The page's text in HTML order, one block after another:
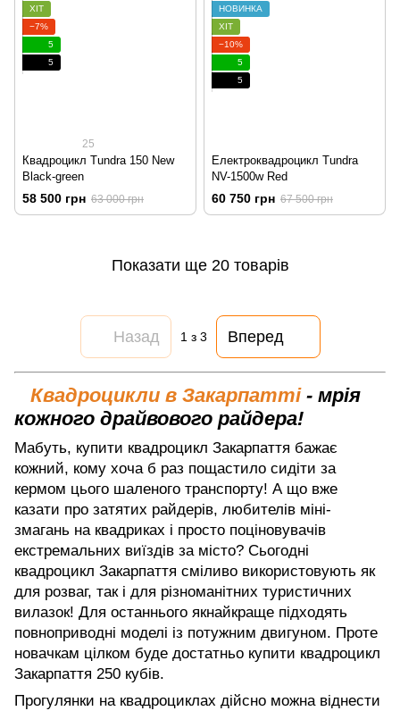
ХІТ
−7%
5
5
25
Квадроцикл Tundra 150 New
Black-green
58 500 грн 63 000 грн
НОВИНКА
ХІТ
−10%
5
5
Електроквадроцикл Tundra
NV-1500w Red
60 750 грн 67 500 грн
Показати ще 20 товарів
Назад 1з 3 Вперед
Квадроцикли в Закарпатті - мрія
кожного драйвового райдера!
Мабуть, купити квадроцикл Закарпаття бажає
кожний, кому хоча б раз пощастило сидіти за
кермом цього шаленого транспорту! А що вже
казати про затятих райдерів, любителів міні-
змагань на квадриках і просто поціновувачів
екстремальних виїздів за місто? Сьогодні
квадроцикл Закарпаття сміливо використовують як
для розваг, так і для різноманітних туристичних
вилазок! Для останнього якнайкраще підходять
повноприводні моделі із потужним двигуном. Проте
новачкам цілком буде достатньо купити квадроцикл
Закарпаття 250 кубів.
Прогулянки на квадроциклах дійсно можна віднести